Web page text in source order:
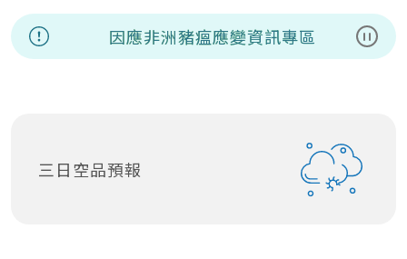
暫停
因應非洲豬瘟應變資訊專區
三日空品預報